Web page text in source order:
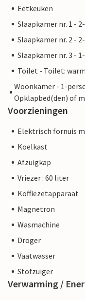
Eetkeuken
Slaapkamer nr. 1 -
Slaapkamer nr. 2 -
Slaapkamer nr. 3 -
Toilet - Toilet:
Woonkamer - 1-
Opklapbed(den) of
Voorzieningen
Elektrisch fornuis
Koelkast
Afzuigkap
Vriezer : 60 liter
Koffiezetapparaat
Magnetron
Wasmachine
Droger
Vaatwasser
Stofzuiger
Verwarming /